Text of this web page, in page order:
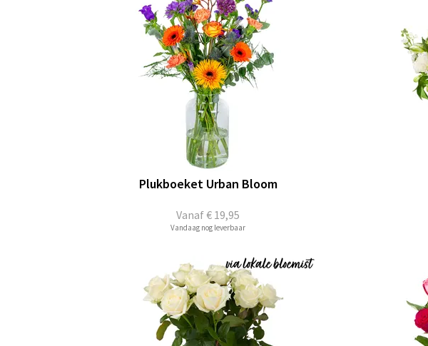
Vanaf€ 19,95
Plukboeket Urban Bloom
Vandaag nog leverbaar